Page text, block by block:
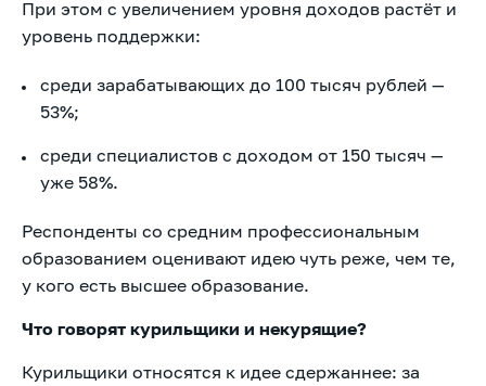
При этом с увеличением уровня доходов растёт и
уровень поддержки:
среди зарабатывающих до 100 тысяч рублей —
53%;
среди специалистов с доходом от 150 тысяч —
уже 58%.
Респонденты со средним профессиональным
образованием оценивают идею чуть реже, чем те,
у кого есть высшее образование.
Что говорят курильщики и некурящие?
Курильщики относятся к идее сдержаннее: за